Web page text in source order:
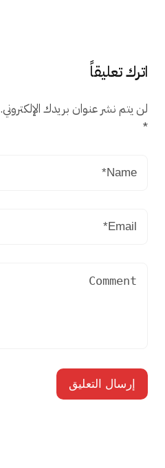
اترك تعليقاً
لن يتم نشر عنوان بريدك الإلكتروني.
*